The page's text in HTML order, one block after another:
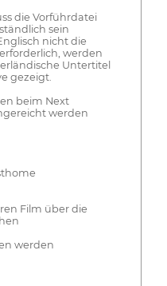
die Vorführdatei
sein
nicht die
werden
Untertitel
gezeigt.
beim Next
werden
Film über die
werden